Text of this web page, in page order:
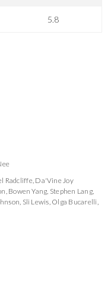
5.8
Radcliffe, Da'Vine Joy
Bowen Yang Stephen Lang,
Sli Lewis Olga Bucarelli